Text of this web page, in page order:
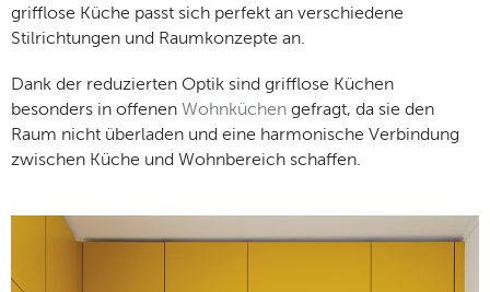
grifflose Küche passt sich perfekt an verschiedene
Stilrichtungen und Raumkonzepte an.
Dank der reduzierten Optik sind grifflose Küchen
besonders in offenen Wohnküchen gefragt, da sie den
Raum nicht überladen und eine harmonische Verbindung
zwischen Küche und Wohnbereich schaffen.